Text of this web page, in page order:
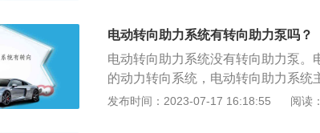
的转向，助力泵出现故障。2、车辆
灵，同时在每次车辆保养的时候，要
电动转向助力系统有转向助力泵吗？
电动转向助力系统没有转向助力泵。
的动力转向系统，电动转向助力系统
机、减速机构和电子控制单元等部件
发布时间：2023-07-17 16:18:55 阅读